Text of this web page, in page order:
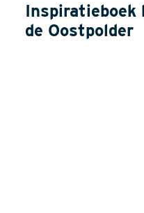
de Oostpolder